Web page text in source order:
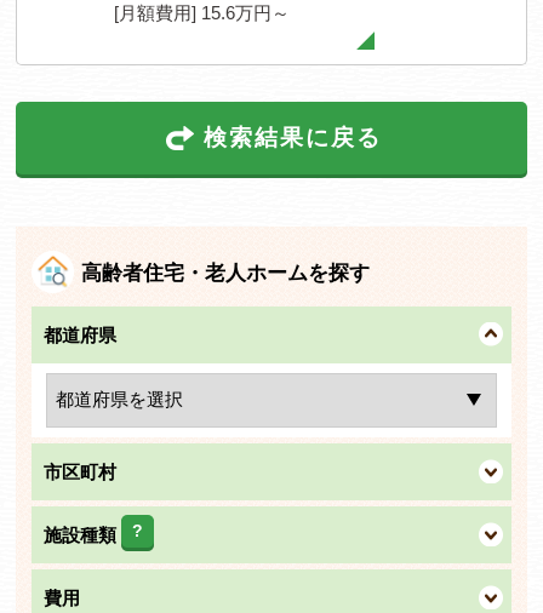
[月額費用] 15.6万円～
検索結果に戻る
高齢者住宅・老人ホームを探す
都道府県
市区町村
施設種類 ?
費用